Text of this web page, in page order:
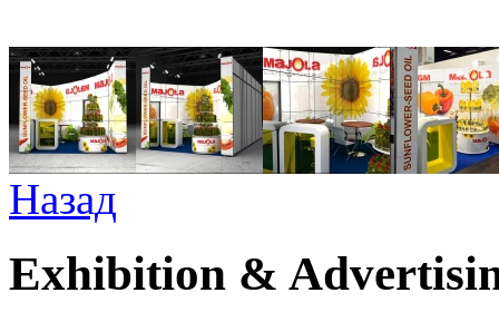
Назад
Exhibition &